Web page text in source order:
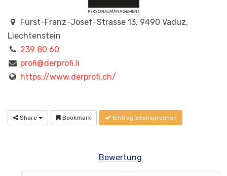
Fürst-Franz-Josef-Strasse 13, 9490 Vaduz,
Liechtenstein
239 80 60
profi@derprofi.li
https://www.derprofi.ch/
Share Bookmark Eintrag beanspruchen
Bewertung